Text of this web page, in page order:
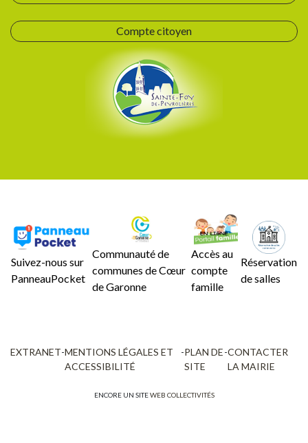
Compte citoyen
Suivez-nous sur
PanneauPocket
Communauté de
communes de Cœur
de Garonne
Accès au
compte
famille
Réservation
de salles
EXTRANET-MENTIONS LÉGALES ET
ACCESSIBILITÉ
-PLAN DE
SITE
-CONTACTER
LA MAIRIE
ENCORE UN SITEWEB COLLECTIVITÉS